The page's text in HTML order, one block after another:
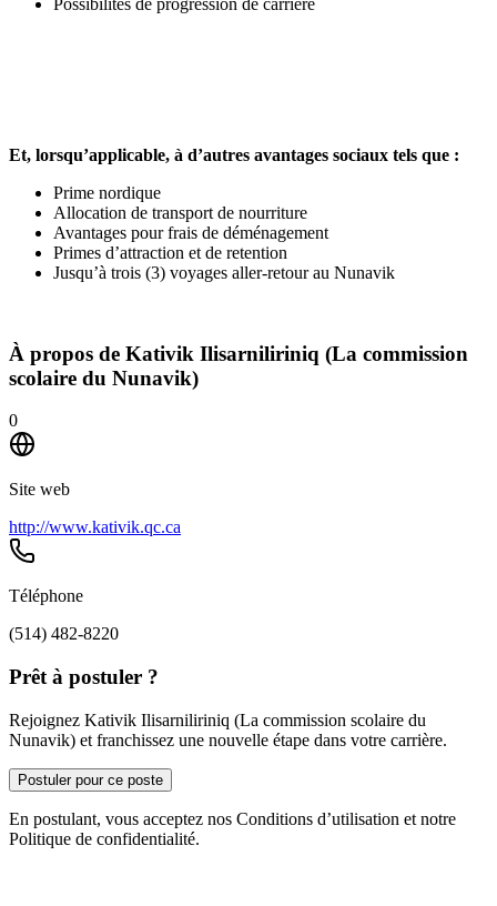
Possibilités de progression de carrière
Et, lorsqu’applicable, à d’autres avantages sociaux tels que :
Prime nordique
Allocation de transport de nourriture
Avantages pour frais de déménagement
Primes d’attraction et de retention
Jusqu’à trois (3) voyages aller-retour au Nunavik
À propos de Kativik Ilisarniliriniq (La commission
scolaire du Nunavik)
0
Site web
http://www.kativik.qc.ca
Téléphone
(514) 482-8220
Prêt à postuler ?
Rejoignez Kativik Ilisarniliriniq (La commission scolaire du
Nunavik) et franchissez une nouvelle étape dans votre carrière.
Postuler pour ce poste
En postulant, vous acceptez nos Conditions d’utilisation et notre
Politique de confidentialité.